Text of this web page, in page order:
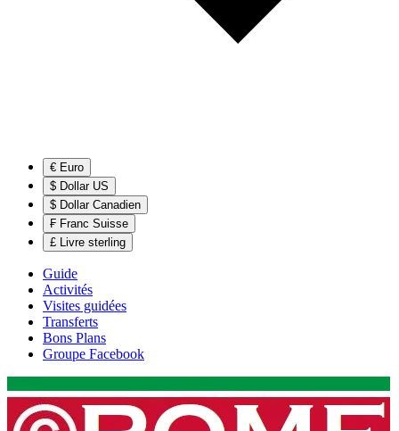
€ Euro
$ Dollar US
$ Dollar Canadien
₣ Franc Suisse
£ Livre sterling
Guide
Activités
Visites guidées
Transferts
Bons Plans
Groupe Facebook